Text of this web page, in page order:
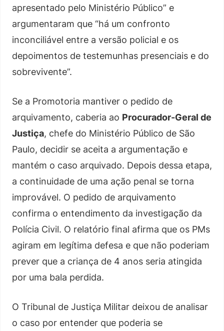
apresentado pelo Ministério Público” e
argumentaram que “há um confronto
inconciliável entre a versão policial e os
depoimentos de testemunhas presenciais e do
sobrevivente”.
Se a Promotoria mantiver o pedido de
arquivamento, caberia ao Procurador-Geral de
Justiça, chefe do Ministério Público de São
Paulo, decidir se aceita a argumentação e
mantém o caso arquivado. Depois dessa etapa,
a continuidade de uma ação penal se torna
improvável. O pedido de arquivamento
confirma o entendimento da investigação da
Polícia Civil. O relatório final afirma que os PMs
agiram em legítima defesa e que não poderiam
prever que a criança de 4 anos seria atingida
por uma bala perdida.
O Tribunal de Justiça Militar deixou de analisar
o caso por entender que poderia se